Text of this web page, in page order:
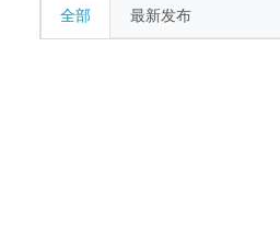
全部 最新发布